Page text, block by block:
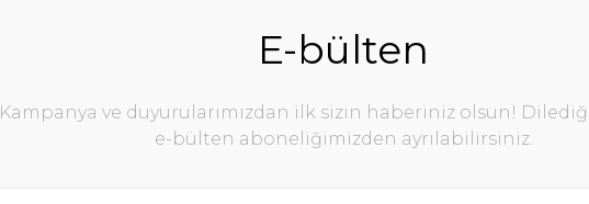
E-bülten
Kampanya ve duyurularımızdan ilk sizin haberiniz olsun!
e-bülten aboneliğimizden ayrılabilirsiniz.